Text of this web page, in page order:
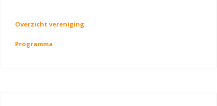
Overzicht vereniging
Programma